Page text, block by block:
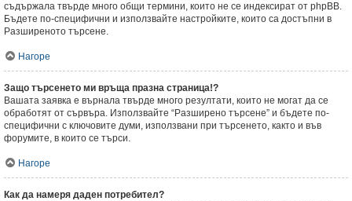
съдържала твърде много общи термини, които не се индексират от phpBB.
Бъдете по-специфични и използвайте настройките, които са достъпни в
Разширеното търсене.
Нагоре
Защо търсенето ми връща празна страница!?
Вашата заявка е върнала твърде много резултати, които не могат да се
обработят от сървъра. Използвайте “Разширено търсене” и бъдете по-
специфични с ключовите думи, използвани при търсенето, както и във
форумите, в които се търси.
Нагоре
Как да намеря даден потребител?